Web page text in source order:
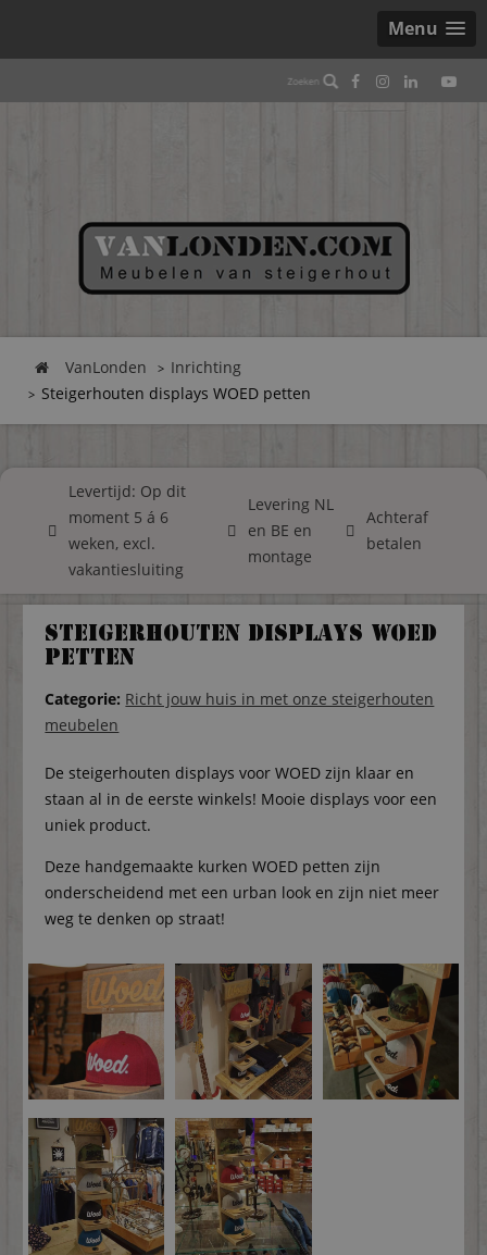
Menu
VanLonden
Inrichting
Steigerhouten displays WOED petten
Levertijd: Op dit
moment 5 á 6
weken, excl.
vakantiesluiting
Levering NL
en BE en
montage
Achteraf
betalen
Steigerhouten displays WOED
petten
Categorie: Richt jouw huis in met onze steigerhouten
meubelen
De steigerhouten displays voor WOED zijn klaar en
staan al in de eerste winkels! Mooie displays voor een
uniek product.
Deze handgemaakte kurken WOED petten zijn
onderscheidend met een urban look en zijn niet meer
weg te denken op straat!